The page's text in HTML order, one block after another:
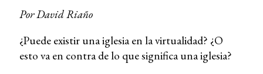
Por David Riaño
¿Puede existir una iglesia en la virtualidad? ¿O
esto va en contra de lo que significa una iglesia?